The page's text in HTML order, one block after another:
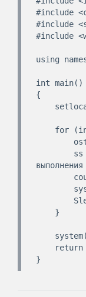
#include
#include
#include
using
int main()
{